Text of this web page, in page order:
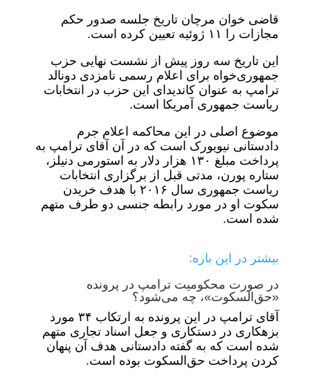
قاضی خوان مرچان تاریخ جلسه صدور حکم
مجازات را ۱۱ ژوئیه تعیین کرده است.
این تاریخ سه روز پیش از نشست نهایی حزب
جمهوری‌خواه برای اعلام رسمی نامزدی دونالد
ترامپ به عنوان کاندیدای این حزب در انتخابات
ریاست جمهوری آمریکا است.
موضوع اصلی در این محاکمه اعلام جرم
دادستانی نیویورک است که در آن آقای ترامپ به
پرداخت مبلغ ۱۳۰ هزار دلار به استورمی دنیلز،
ستاره پورن، مدتی قبل از برگزاری انتخابات
ریاست جمهوری سال ۲۰۱۶ با هدف خریدن
سکوت او در مورد رابطه جنسی دو طرف متهم
شده است.
بیشتر در این باره:
در صورت محکومیت ترامپ در پرونده
«حق‌السکوت»، چه می‌شود؟
آقای ترامپ در این پرونده به ارتکاب ۳۴ مورد
بزهکاری در دستکاری و جعل اسناد تجاری متهم
شده است که به گفته دادستانی هدف آن پنهان
کردن پرداخت حق‌السکوت بوده است.